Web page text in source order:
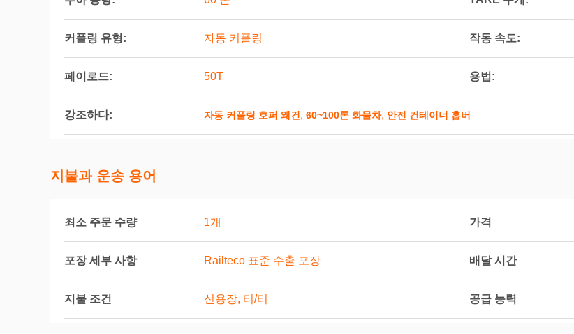
커플링 유형: 자동 커플링 작동 속도:
페이로드: 50T 용법:
강조하다: 자동 커플링 호퍼 왜건 , 60~100톤 화물차, 안전 컨테이너 홉버
지불과 운송 용어
최소 주문 수량 1개 가격
포장 세부 사항 Railteco 표준 수출 포장 배달 시간
지불 조건 신용장, 티/티 공급 능력